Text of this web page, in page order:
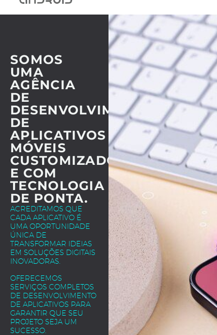
SOMOS
UMA
AGÊNCIA
DE
DESENVOLVIMENTO
DE
APLICATIVOS
MÓVEIS
CUSTOMIZADOS
E COM
TECNOLOGIA
DE PONTA.
ACREDITAMOS QUE
CADA APLICATIVO É
UMA OPORTUNIDADE
ÚNICA DE
TRANSFORMAR IDEIAS
EM SOLUÇÕES DIGITAIS
INOVADORAS.
OFERECEMOS
SERVIÇOS COMPLETOS
DE DESENVOLVIMENTO
DE APLICATIVOS PARA
GARANTIR QUE SEU
PROJETO SEJA UM
SUCESSO.